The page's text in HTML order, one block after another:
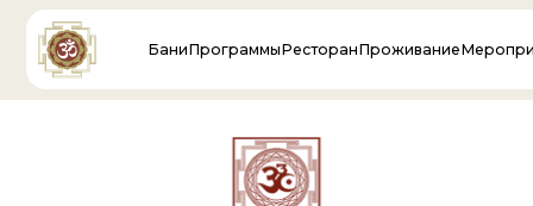
БаниПрограммыРесторанПроживаниеМероприятия